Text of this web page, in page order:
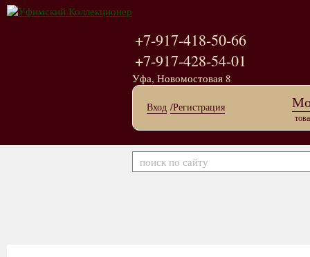
+7-917-418-50-66
+7-917-428-54-01
Уфа, Новомостовая 8
Вход /Регистрация